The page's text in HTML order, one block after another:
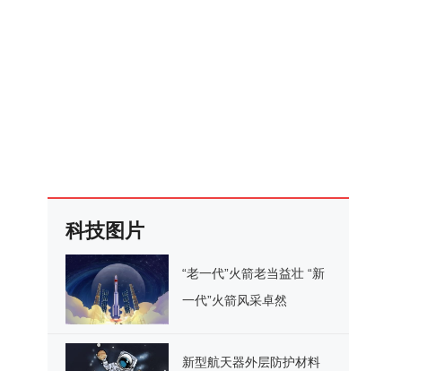
科技图片
“老一代”火箭老当益壮 “新
一代”火箭风采卓然
新型航天器外层防护材料